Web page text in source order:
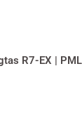
R7-EX |